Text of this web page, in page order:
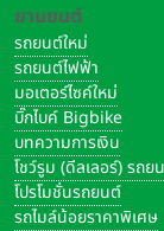
ยานยนต์
รถยนต์ใหม่
รถยนต์ไฟฟ้า
มอเตอร์ไซค์ใหม่
บิ๊กไบค์ Bigbike
บทความการเงิน
โชว์รูม (ดีลเลอร์) รถย
โปรโมชั่นรถยนต์
รถไมล์น้อยราคาพิเศษ